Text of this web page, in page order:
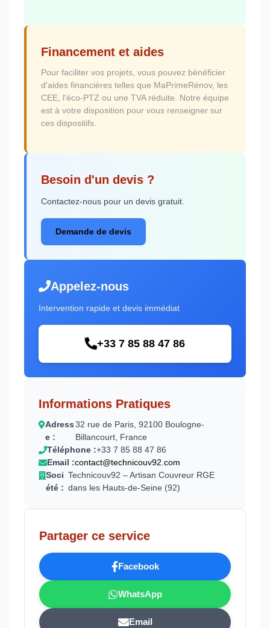
Financement et aides
Pour faciliter vos projets, vous pouvez bénéficier
d'aides financières telles que MaPrimeRénov, les
CEE, l'éco-PTZ ou une TVA réduite. Notre équipe
est à votre disposition pour vous renseigner sur
ces dispositifs.
Besoin d'un devis ?
Contactez-nous pour un devis gratuit.
Demande de devis
Appelez-nous
Intervention rapide et devis immédiat
+33 7 85 88 47 86
Informations Pratiques
Adress
e :
32 rue de Paris, 92100 Boulogne-
Billancourt, France
Téléphone :+33 7 85 88 47 86
Email :contact@technicouv92.com
Soci
été :
Technicouv92 – Artisan Couvreur RGE
dans les Hauts-de-Seine (92)
Partager ce service
Facebook
WhatsApp
Email